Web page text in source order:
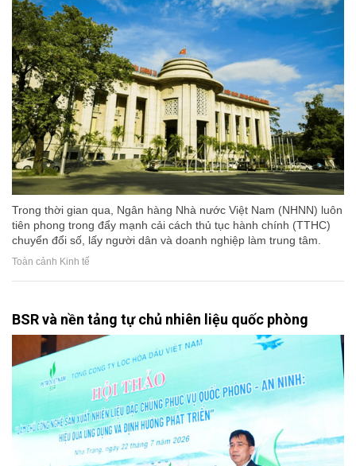
Trong thời gian qua, Ngân hàng Nhà nước Việt Nam (NHNN) luôn
tiên phong trong đẩy mạnh cải cách thủ tục hành chính (TTHC)
chuyển đổi số, lấy người dân và doanh nghiệp làm trung tâm.
Toàn cảnh Kinh tế
BSR và nền tảng tự chủ nhiên liệu quốc phòng